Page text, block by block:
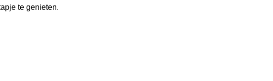
te genieten.